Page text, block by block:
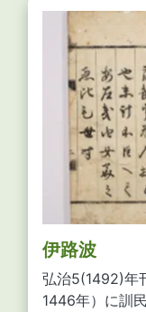
伊路波
弘治5(1492)年
1446年）に訓